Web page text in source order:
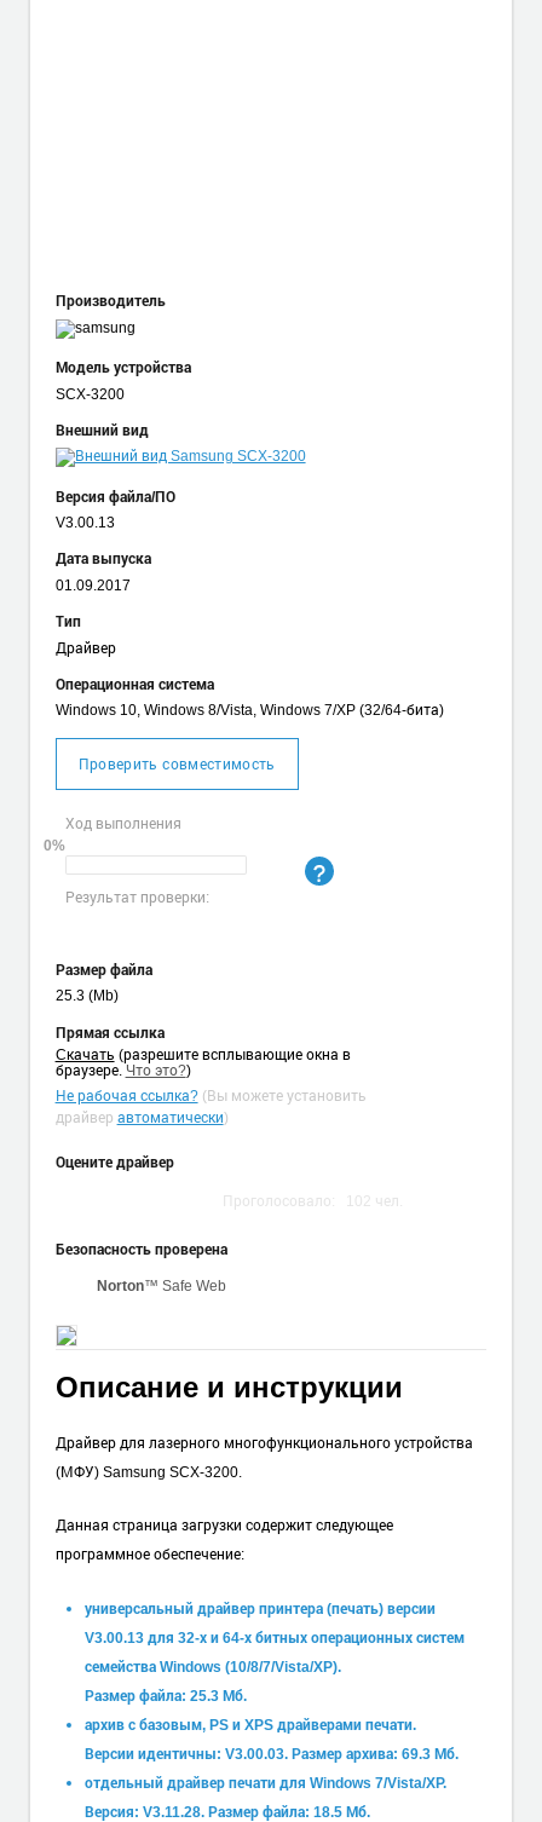
Производитель
Модель устройства
SCX-3200
Внешний вид
Версия файла/ПО
V3.00.13
Дата выпуска
01.09.2017
Тип
Драйвер
Операционная система
Windows 10, Windows 8/Vista, Windows 7/XP (32/64-бита)
Проверить совместимость
Ход выполнения
0%
Результат проверки:
Размер файла
25.3 (Mb)
Прямая ссылка
Cкачать (разрешите всплывающие окна в
браузере. Что это?)
Не рабочая ссылка?(Вы можете установить
драйвер автоматически)
Оцените драйвер
Проголосовало:
102 чел.
Безопасность проверена
Norton™ Safe Web
Описание и инструкции
Драйвер для лазерного многофункционального устройства
(МФУ) Samsung SCX-3200.
Данная страница загрузки содержит следующее
программное обеспечение:
универсальный драйвер принтера (печать) версии
V3.00.13 для 32-х и 64-х битных операционных систем
семейства Windows (10/8/7/Vista/XP).
Размер файла: 25.3 Мб.
архив с базовым, PS и XPS драйверами печати.
Версии идентичны: V3.00.03. Размер архива: 69.3 Мб.
отдельный драйвер печати для Windows 7/Vista/XP.
Версия: V3.11.28. Размер файла: 18.5 Мб.